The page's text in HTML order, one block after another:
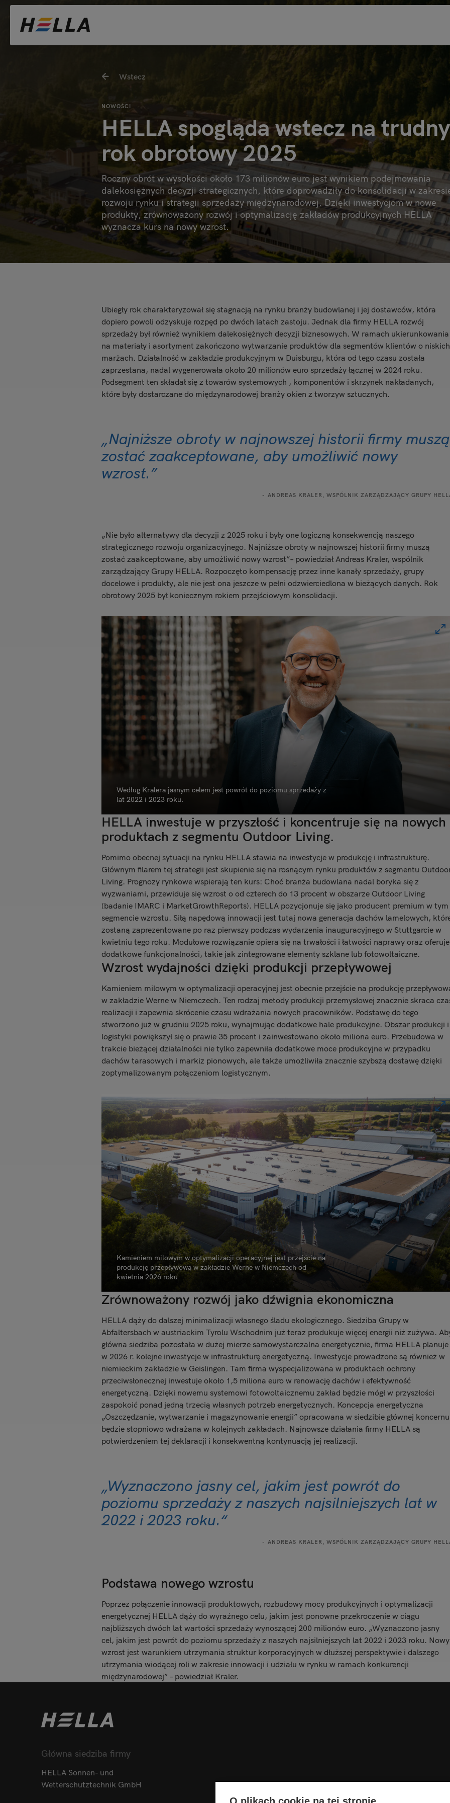
Wstecz
NOWOŚCI
HELLA spogląda wstecz na trudny
rok obrotowy 2025
Roczny obrót w wysokości około 173 milionów euro jest wynikiem podejmowania
dalekosiężnych decyzji strategicznych, które doprowadziły do konsolidacji w
rozwoju rynku i strategii sprzedaży międzynarodowej. Dzięki inwestycjom w nowe
produkty, zrównoważony rozwój i optymalizację zakładów produkcyjnych HELLA
wyznacza kurs na nowy wzrost.
Ubiegły rok charakteryzował się stagnacją na rynku branży budowlanej i jej dostawców, która
dopiero powoli odzyskuje rozpęd po dwóch latach zastoju. Jednak dla firmy HELLA rozwój
sprzedaży był również wynikiem dalekosiężnych decyzji biznesowych. W ramach ukierunkowania
na materiały i asortyment zakończono wytwarzanie produktów dla segmentów klientów o niskich
marżach. Działalność w zakładzie produkcyjnym w Duisburgu, która od tego czasu została
zaprzestana, nadal wygenerowała około 20 milionów euro sprzedaży łącznej w 2024 roku.
Podsegment ten składał się z towarów systemowych , komponentów i skrzynek nakładanych,
które były dostarczane do międzynarodowej branży okien z tworzyw sztucznych.
„Najniższe obroty w najnowszej historii firmy muszą
zostać zaakceptowane, aby umożliwić nowy
wzrost.”
ANDREAS KRALER, WSPÓLNIK ZARZĄDZAJĄCY GRUPY
„Nie było alternatywy dla decyzji z 2025 roku i były one logiczną konsekwencją naszego
strategicznego rozwoju organizacyjnego. Najniższe obroty w najnowszej historii firmy muszą
zostać zaakceptowane, aby umożliwić nowy wzrost”– powiedział Andreas Kraler, wspólnik
zarządzający Grupy HELLA. Rozpoczęto kompensację przez inne kanały sprzedaży, grupy
docelowe i produkty, ale nie jest ona jeszcze w pełni odzwierciedlona w bieżących danych. Rok
obrotowy 2025 był koniecznym rokiem przejściowym konsolidacji.
Według Kralera jasnym celem jest powrót do poziomu sprzedaży z
lat 2022 i 2023 roku.
HELLA inwestuje w przyszłość i koncentruje się na nowych
produktach z segmentu Outdoor Living.
Pomimo obecnej sytuacji na rynku HELLA stawia na inwestycje w produkcję i infrastrukturę.
Głównym filarem tej strategii jest skupienie się na rosnącym rynku produktów z segmentu
Living. Prognozy rynkowe wspierają ten kurs: Choć branża budowlana nadal boryka się z
wyzwaniami, przewiduje się wzrost o od czterech do 13 procent w obszarze Outdoor Living
(badanie IMARC i MarketGrowthReports). HELLA pozycjonuje się jako producent premium w tym
segmencie wzrostu. Siłą napędową innowacji jest tutaj nowa generacja dachów lamelowych,
zostaną zaprezentowane po raz pierwszy podczas wydarzenia inauguracyjnego w Stuttgarcie w
kwietniu tego roku. Modułowe rozwiązanie opiera się na trwałości i łatwości naprawy oraz oferuje
dodatkowe funkcjonalności, takie jak zintegrowane elementy szklane lub fotowoltaiczne.
Wzrost wydajności dzięki produkcji przepływowej
Kamieniem milowym w optymalizacji operacyjnej jest obecnie przejście na produkcję
w zakładzie Werne w Niemczech. Ten rodzaj metody produkcji przemysłowej znacznie skraca
realizacji i zapewnia skrócenie czasu wdrażania nowych pracowników. Podstawę do tego
stworzono już w grudniu 2025 roku, wynajmując dodatkowe hale produkcyjne. Obszar produkcji i
logistyki powiększył się o prawie 35 procent i zainwestowano około miliona euro. Przebudowa w
trakcie bieżącej działalności nie tylko zapewniła dodatkowe moce produkcyjne w przypadku
dachów tarasowych i markiz pionowych, ale także umożliwiła znacznie szybszą dostawę dzięki
zoptymalizowanym połączeniom logistycznym.
Kamieniem milowym w optymalizacji operacyjnej jest przejście na
produkcję przepływową w zakładzie Werne w Niemczech od
kwietnia 2026 roku.
Zrównoważony rozwój jako dźwignia ekonomiczna
HELLA dąży do dalszej minimalizacji własnego śladu ekologicznego. Siedziba Grupy w
Abfaltersbach w austriackim Tyrolu Wschodnim już teraz produkuje więcej energii niż zużywa.
główna siedziba pozostała w dużej mierze samowystarczalna energetycznie, firma HELLA planuje
w 2026 r. kolejne inwestycje w infrastrukturę energetyczną. Inwestycje prowadzone są również w
niemieckim zakładzie w Geislingen. Tam firma wyspecjalizowana w produktach ochrony
przeciwsłonecznej inwestuje około 1,5 miliona euro w renowację dachów i efektywność
energetyczną. Dzięki nowemu systemowi fotowoltaicznemu zakład będzie mógł w przyszłości
zaspokoić ponad jedną trzecią własnych potrzeb energetycznych. Koncepcja energetyczna
„Oszczędzanie, wytwarzanie i magazynowanie energii” opracowana w siedzibie głównej koncernu
będzie stopniowo wdrażana w kolejnych zakładach. Najnowsze działania firmy HELLA są
potwierdzeniem tej deklaracji i konsekwentną kontynuacją jej realizacji.
„Wyznaczono jasny cel, jakim jest powrót do
poziomu sprzedaży z naszych najsilniejszych lat w
2022 i 2023 roku.“
ANDREAS KRALER, WSPÓLNIK ZARZĄDZAJĄCY GRUPY
Podstawa nowego wzrostu
Poprzez połączenie innowacji produktowych, rozbudowy mocy produkcyjnych i optymalizacji
energetycznej HELLA dąży do wyraźnego celu, jakim jest ponowne przekroczenie w ciągu
najbliższych dwóch lat wartości sprzedaży wynoszącej 200 milionów euro. „Wyznaczono jasny
cel, jakim jest powrót do poziomu sprzedaży z naszych najsilniejszych lat 2022 i 2023 roku. Nowy
wzrost jest warunkiem utrzymania struktur korporacyjnych w dłuższej perspektywie i dalszego
utrzymania wiodącej roli w zakresie innowacji i udziału w rynku w ramach konkurencji
międzynarodowej” – powiedział Kraler.
Główna siedziba firmy
HELLA Sonnen- und
Wetterschutztechnik GmbH